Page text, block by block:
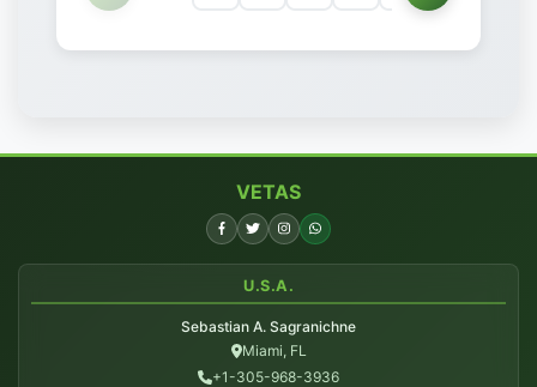
VETAS
U.S.A.
Sebastian A. Sagranichne
Miami, FL
+1-305-968-3936